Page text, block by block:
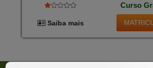
Tratamento e Destinação dos Resíduos,
Minimizar os Impactos Ambientais e
Sustentabilidade. Além Disso, o
Avalia os Processos, Buscando
Curso
Saiba mais